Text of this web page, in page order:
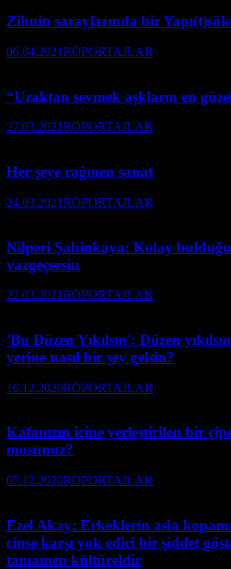
Zihnin saraylarında bir
06.04.2021RÖPORTAJLAR
“Uzaktan sevmek aşkların en
27.03.2021RÖPORTAJLAR
Her şeye rağmen sanat
24.03.2021RÖPORTAJLAR
Nilperi Şahinkaya: Kolay
vazgeçersin
22.03.2021RÖPORTAJLAR
'Bu Düzen Yıkılsın': Düzen
yerine nasıl bir şey gelsin?
16.12.2020RÖPORTAJLAR
Kafanızın içine yerleştirilen bir
musunuz?
07.12.2020RÖPORTAJLAR
Ezel Akay: Erkeklerin asla
cinse karşı yok edici bir şiddet
tamamen kültüreldir